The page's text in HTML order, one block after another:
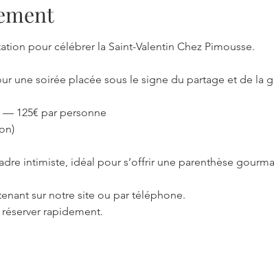
pour célébrer la Saint-Valentin Chez Pimousse.
une soirée placée sous le signe du partage et de la
125€ par personne
intimiste, idéal pour s’offrir une parenthèse
sur notre site ou par téléphone.
rapidement.